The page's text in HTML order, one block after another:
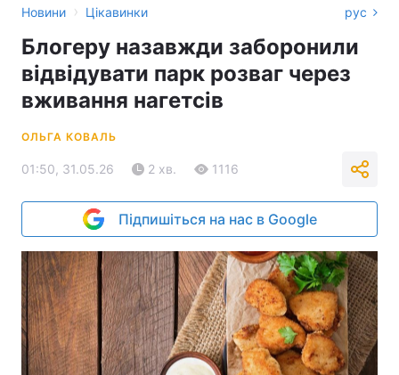
Новини › Цікавинки рус
Блогеру назавжди заборонили
відвідувати парк розваг через
вживання нагетсів
ОЛЬГА КОВАЛЬ
01:50, 31.05.26 2 хв. 1116
Підпишіться на нас в Google